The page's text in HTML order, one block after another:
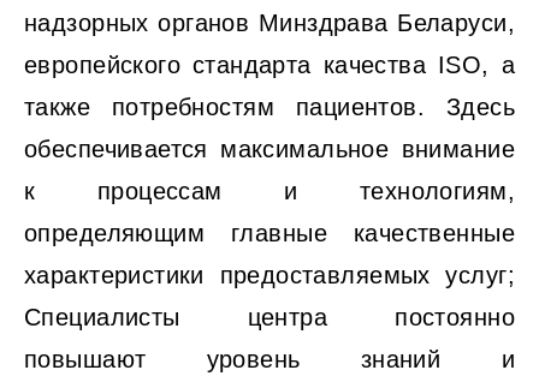
надзорных органов Минздрава Беларуси,
европейского стандарта качества ISO, а
также потребностям пациентов. Здесь
обеспечивается максимальное внимание
к процессам и технологиям,
определяющим главные качественные
характеристики предоставляемых услуг;
Специалисты центра постоянно
повышают уровень знаний и